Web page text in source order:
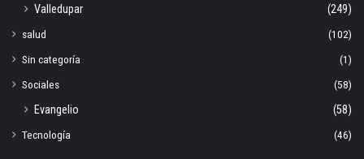
Valledupar
(249)
salud
(102)
Sin categoría
(1)
Sociales
(58)
Evangelio
(58)
Tecnología
(46)